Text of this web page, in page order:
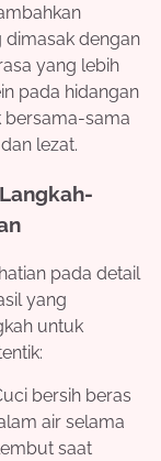
dimasak dengan
yang lebih
pada hidangan
bersama-sama
lezat.
pada detail
yang
untuk
bersih beras
air selama
saat